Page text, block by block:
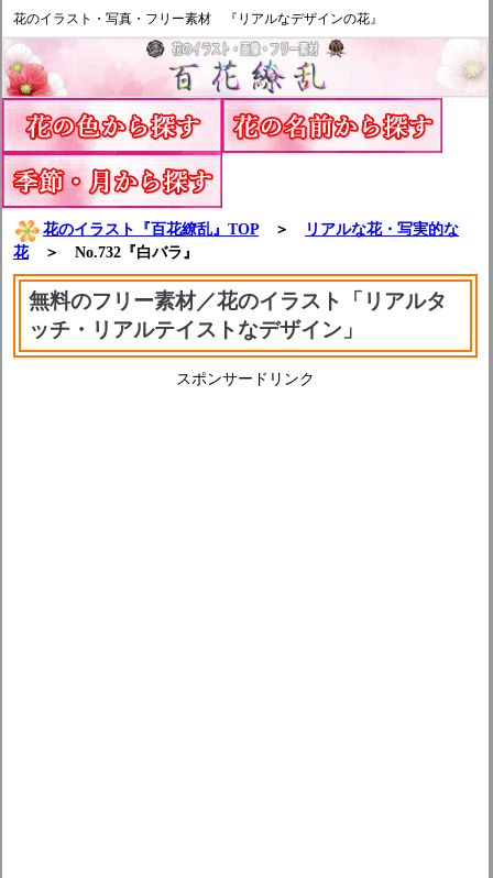
花のイラスト・写真・フリー素材 『リアルなデザインの花』
花のイラスト『百花繚乱』TOP ＞
リアルな花・写実的な
花＞ No.732『白バラ』
無料のフリー素材／花のイラスト「リアルタ
ッチ・リアルテイストなデザイン」
スポンサードリンク